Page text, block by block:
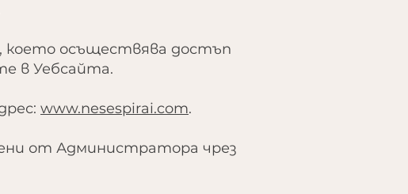
което осъществява достъп
в Уебсайта.
www.nesespirai.com.
от Администратора чрез